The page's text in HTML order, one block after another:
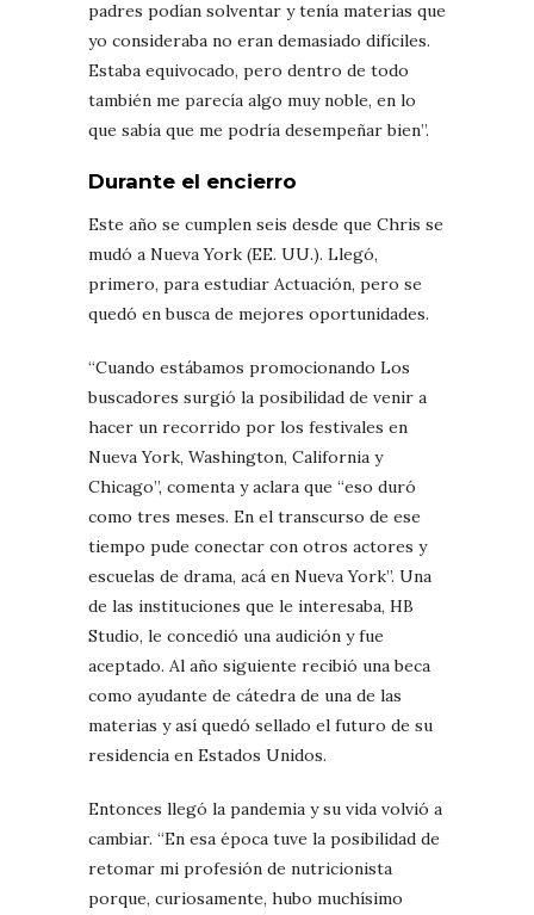
padres podían solventar y tenía materias que
yo consideraba no eran demasiado difíciles.
Estaba equivocado, pero dentro de todo
también me parecía algo muy noble, en lo
que sabía que me podría desempeñar bien”.
Durante el encierro
Este año se cumplen seis desde que Chris se
mudó a Nueva York (EE. UU.). Llegó,
primero, para estudiar Actuación, pero se
quedó en busca de mejores oportunidades.
“Cuando estábamos promocionando Los
buscadores surgió la posibilidad de venir a
hacer un recorrido por los festivales en
Nueva York, Washington, California y
Chicago”, comenta y aclara que “eso duró
como tres meses. En el transcurso de ese
tiempo pude conectar con otros actores y
escuelas de drama, acá en Nueva York”. Una
de las instituciones que le interesaba, HB
Studio, le concedió una audición y fue
aceptado. Al año siguiente recibió una beca
como ayudante de cátedra de una de las
materias y así quedó sellado el futuro de su
residencia en Estados Unidos.
Entonces llegó la pandemia y su vida volvió a
cambiar. “En esa época tuve la posibilidad de
retomar mi profesión de nutricionista
porque, curiosamente, hubo muchísimo